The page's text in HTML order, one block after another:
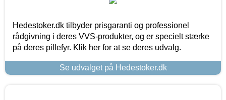
Hedestoker.dk tilbyder prisgaranti og professionel
rådgivning i deres VVS-produkter, og er specielt stærke
på deres pillefyr. Klik her for at se deres udvalg.
Se udvalget på Hedestoker.dk